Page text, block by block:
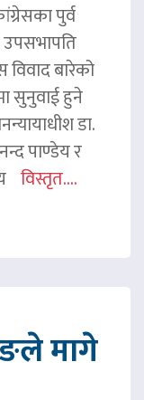
पुर्व
उपसभापति
बारेको
सुनुवाई हुने
डा.
पाण्डेय र
विस्तृत....
मागे